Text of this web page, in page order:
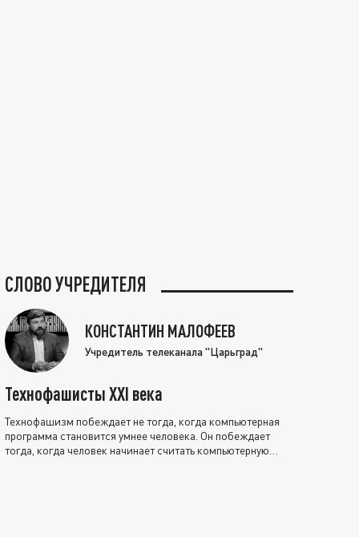
СЛОВО УЧРЕДИТЕЛЯ
КОНСТАНТИН МАЛОФЕЕВ
Учредитель телеканала "Царьград"
Технофашисты XXI века
Технофашизм побеждает не тогда, когда компьютерная
программа становится умнее человека. Он побеждает
тогда, когда человек начинает считать компьютерную